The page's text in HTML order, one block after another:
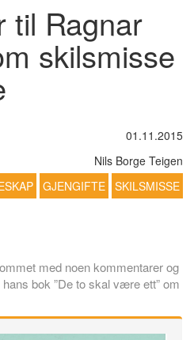
til Ragnar
skilsmisse
01.11.2015
Nils Borge Teigen
GJENGIFTE SKILSMISSE
med noen kommentarer og
bok ”De to skal være ett” om